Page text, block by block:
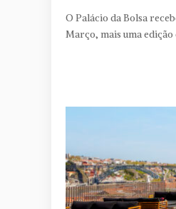
O Palácio da Bolsa
Março, mais uma edição